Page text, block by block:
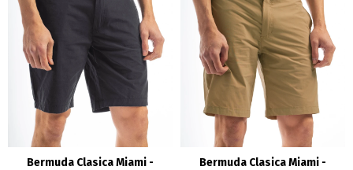
Bermuda Clasica Miami -
Bermuda Clasica Miami -